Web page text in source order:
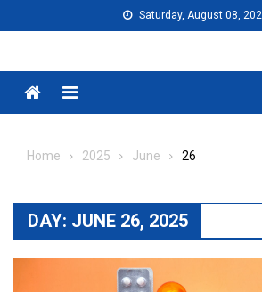
to
Saturday, August 08,
Menu
Home 2025 June 26
DAY: JUNE 26, 2025